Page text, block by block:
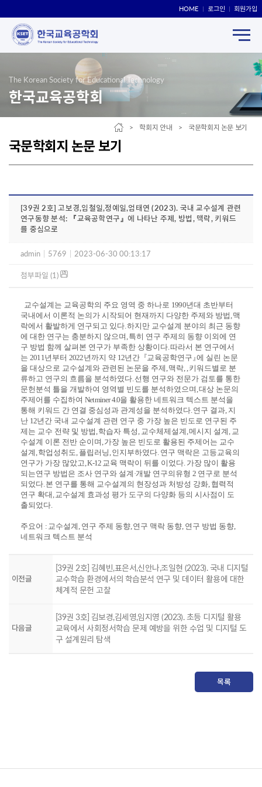
HOME 로그인 회원가입
The Korean Society for Educational Technology
한국교육공학회
국문학회지 논문 보기
> 학회지 안내 > 국문학회지 논문 보기
[39권 2호] 고보경,임철일,정예일,엄태연 (2023). 국내 교수설계 관련
연구동향 분석: 『교육공학연구』에 나타난 주제, 방법, 맥락, 키워드
를 중심으로
admin 5769 2023-06-30 00:13:17
첨부파일 (1)
교수설계는 교육공학의 주요 영역 중 하나로 1990년대 초반부터
국내에서 이론적 논의가 시작되어 현재까지 다양한 주제와 방법 ,맥
락에서 활발하게 연구되고 있다.하지만 교수설계 분야의 최근 동향
에 대한 연구는 충분하지 않으며 ,특히 연구 주제의 동향 이외에 연
구 방법 함께 살펴본 연구가 부족한 상황이다.따라서 본 연구에서
는 2011년부터 2022년까지 약 12년간 『교육공학연구 』에 실린 논문
을 대상으로 교수설계와 관련된 논문을 주제 ,맥락, ,키워드별로 분
류하고 연구의 흐름을 분석하였다.선행 연구와 전문가 검토를 통한
문헌분석 틀을 개발하여 영역별 빈도를 분석하였으며 ,대상 논문의
주제어를 수집하여 Netminer 4.0을 활용한 네트워크 텍스트 분석을
통해 키워드 간 연결 중심성과 관계성을 분석하였다.연구 결과, 지
난 12년간 국내 교수설계 관련 연구 중 가장 높은 빈도로 연구된 주
제는 교수 전략 및 방법 ,학습자 특성 , 교수체제설계 ,메시지 설계 , 교
수설계 이론 전반 순이며 ,가장 높은 빈도로 활용된 주제어는 교수
설계 ,학업성취도, 플립러닝 ,인지부하였다. 연구 맥락은 고등교육의
연구가 가장 많았고, K-12 교육 맥락이 뒤를 이었다. 가장 많이 활용
되는연구 방법은 조사 연구와 설계 ·개발 연구의유형2 연구로 분석
되었다.본 연구를 통해 교수설계의 현장성과 처방성 강화, 협력적
연구 확대 ,교수설계 효과성 평가 도구의 다양화 등의 시사점이 도
출되었다.
주요어 : 교수설계 , 연구 주제 동향,연구 맥락 동향, 연구 방법 동향,
네트워크 텍스트 분석
이전글
[39권 2호] 김혜빈,표은서,신안나,조일현 (2023). 국내 디지털
교수학습 환경에서의 학습분석 연구 및 데이터 활용에 대한
체계적 문헌 고찰
다음글
[39권 3호] 김보경,김세영,임지영 (2023). 초등 디지털 활용
교육에서 사회정서학습 문제 예방을 위한 수업 및 디지털 도
구 설계원리 탐색
목록